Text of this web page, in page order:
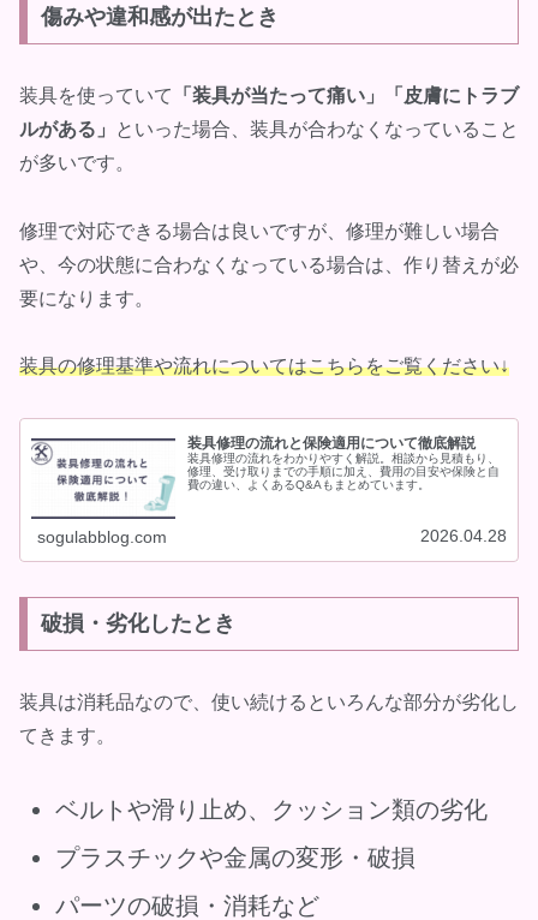
傷みや違和感が出たとき
装具を使っていて
「装具が当たって痛い」「皮膚にトラブ
ルがある」
といった場合、装具が合わなくなっていること
が多いです。
修理で対応できる場合は良いですが、修理が難しい場合
や、今の状態に合わなくなっている場合は、作り替えが必
要になります。
装具の修理基準や流れについてはこちらをご覧ください↓
装具修理の流れと保険適用について徹底解説
装具修理の流れをわかりやすく解説。相談から見積もり、
修理、受け取りまでの手順に加え、費用の目安や保険と自
費の違い、よくあるQ&Aもまとめています。
sogulabblog.com 2026.04.28
破損・劣化したとき
装具は消耗品なので、使い続けるといろんな部分が劣化し
てきます。
ベルトや滑り止め、クッション類の劣化
プラスチックや金属の変形・破損
パーツの破損・消耗など